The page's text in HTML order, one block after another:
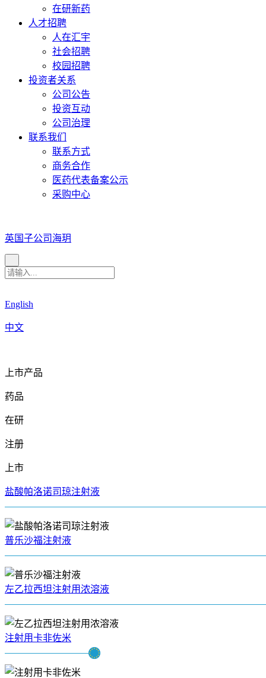
在研新药
人才招聘
人在汇宇
社会招聘
校园招聘
投资者关系
公司公告
投资互动
公司治理
联系我们
联系方式
商务合作
医药代表备案公示
采购中心
英国子公司海玥
English
中文
上市产品
药品
在研
注册
上市
盐酸帕洛诺司琼注射液
普乐沙福注射液
左乙拉西坦注射用浓溶液
注射用卡非佐米